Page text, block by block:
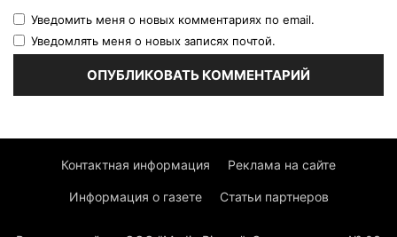
Уведомить меня о новых комментариях по email.
Уведомлять меня о новых записях почтой.
Контактная информация Реклама на сайте
Информация о газете Статьи партнеров